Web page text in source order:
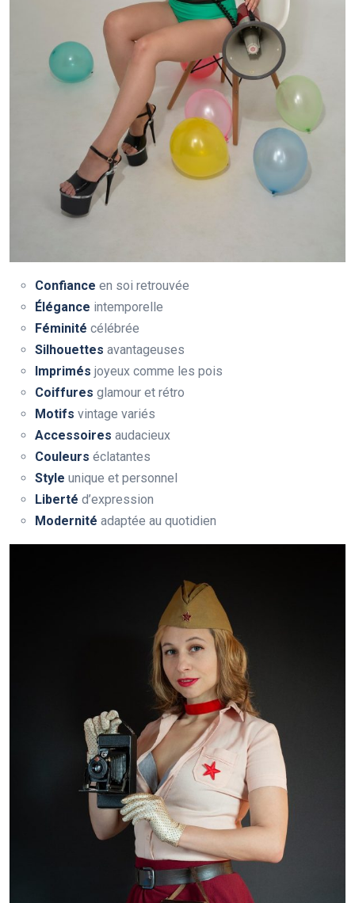
Confiance en soi retrouvée
Élégance intemporelle
Féminité célébrée
Silhouettes avantageuses
Imprimés joyeux comme les pois
Coiffures glamour et rétro
Motifs vintage variés
Accessoires audacieux
Couleurs éclatantes
Style unique et personnel
Liberté d’expression
Modernité adaptée au quotidien